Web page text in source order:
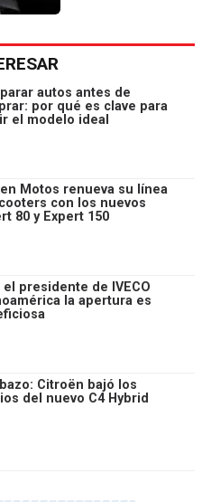
autos antes de
por qué es clave para
el modelo ideal
Motos renueva su línea
con los nuevos
80 y Expert 150
el presidente de IVECO
la apertura es
Citroën bajó los
del nuevo C4 Hybrid